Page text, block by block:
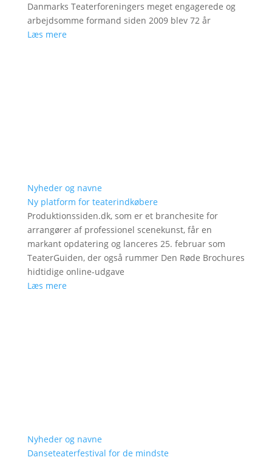
Danmarks Teaterforeningers meget engagerede og
arbejdsomme formand siden 2009 blev 72 år
Læs mere
Nyheder og navne
Ny platform for teaterindkøbere
Produktionssiden.dk, som er et branchesite for
arrangører af professionel scenekunst, får en
markant opdatering og lanceres 25. februar som
TeaterGuiden, der også rummer Den Røde Brochures
hidtidige online-udgave
Læs mere
Nyheder og navne
Danseteaterfestival for de mindste